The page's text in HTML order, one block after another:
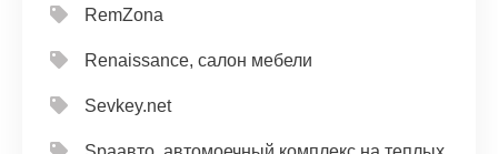
RemZona
Renaissance, салон мебели
Sevkey.net